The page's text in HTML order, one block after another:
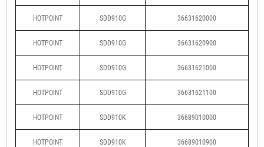
HOTPOINT SDD910G 36631620000
HOTPOINT SDD910G 36631620900
HOTPOINT SDD910G 36631621000
HOTPOINT SDD910G 36631621100
HOTPOINT SDD910K 36689010000
HOTPOINT SDD910K 36689010900